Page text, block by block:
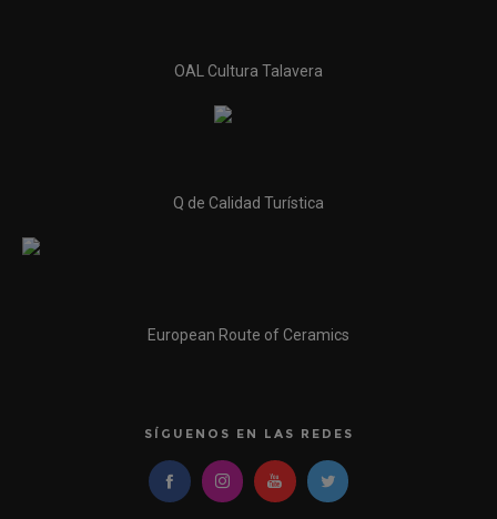
OAL Cultura Talavera
Q de Calidad Turística
European Route of Ceramics
SÍGUENOS EN LAS REDES